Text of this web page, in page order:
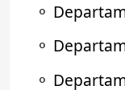
⚬
⚬
⚬